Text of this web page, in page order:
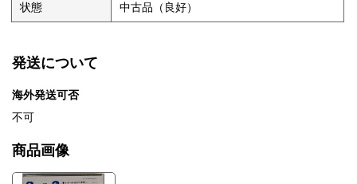
状態 中古品（良好）
発送について
海外発送可否
不可
商品画像